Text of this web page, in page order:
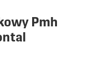
Pmh